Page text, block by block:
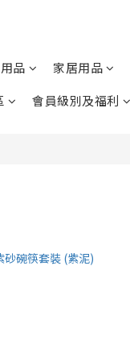
品 家居用品
會員級別及福利